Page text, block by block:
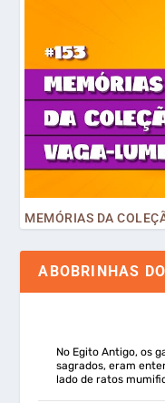
ABOBRINHAS
No Egito Antigo, os
sagrados, eram
lado de ratos